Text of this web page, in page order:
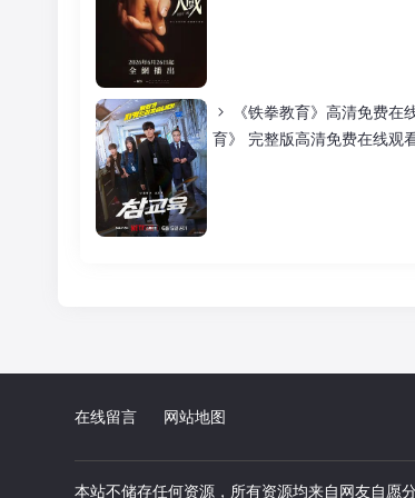
《铁拳教育》高清免费在
育》 完整版高清免费在线观
在线留言 网站地图
本站不储存任何资源，所有资源均来自网友自愿